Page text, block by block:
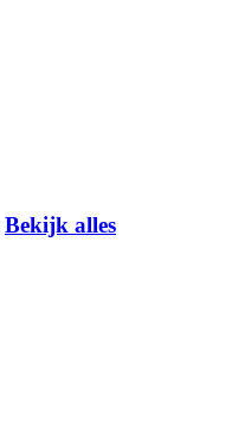
Bekijk alles